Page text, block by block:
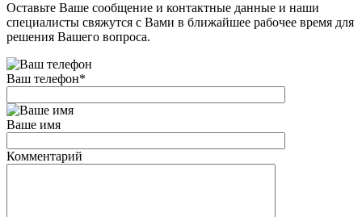
Оставьте Ваше сообщение и контактные данные и наши
специалисты свяжутся с Вами в ближайшее рабочее время для
решения Вашего вопроса.
Ваш телефон*
Ваше имя
Комментарий